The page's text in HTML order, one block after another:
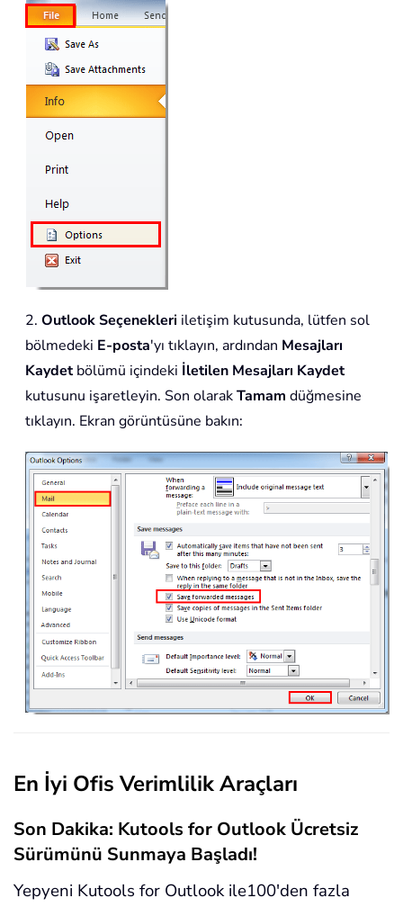
2. Outlook Seçenekleri iletişim kutusunda, lütfen sol
bölmedeki E-posta'yı tıklayın, ardından Mesajları
Kaydetbölümü içindeki İletilen Mesajları Kaydet
kutusunu işaretleyin. Son olarakTamam düğmesine
tıklayın. Ekran görüntüsüne bakın:
En İyi Ofis Verimlilik Araçları
Son Dakika: Kutools for Outlook Ücretsiz
Sürümünü Sunmaya Başladı!
Yepyeni Kutools for Outlook ile100'den fazla